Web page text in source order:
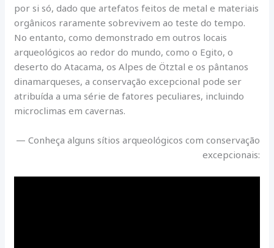
por si só, dado que artefatos feitos de metal e materiais
orgânicos raramente sobrevivem ao teste do tempo.
No entanto, como demonstrado em outros locais
arqueológicos ao redor do mundo, como o Egito, o
deserto do Atacama, os Alpes de Ötztal e os pântanos
dinamarqueses, a conservação excepcional pode ser
atribuída a uma série de fatores peculiares, incluindo
microclimas em cavernas.
— Conheça alguns sítios arqueológicos com conservação
excepcionais: